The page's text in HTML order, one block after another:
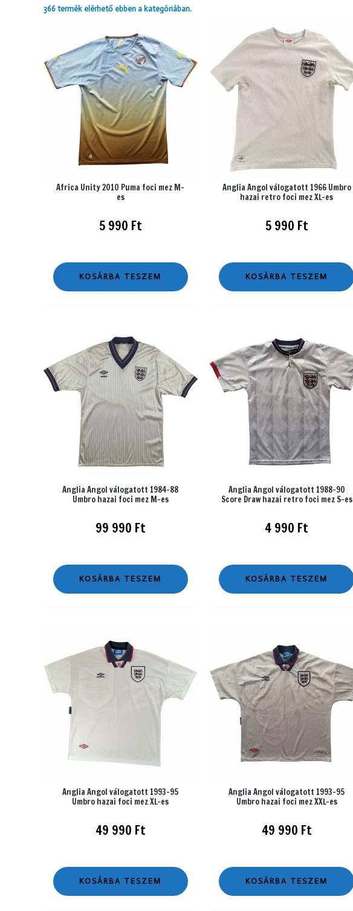
366 termék elérhető ebben a kategóriában.
Africa Unity 2010 Puma foci mez M-
es
5 990 Ft
KOSÁRBA TESZEM
Anglia Angol válogatott 1966 Umbro
hazai retro foci mez XL-es
5 990 Ft
KOSÁRBA TESZEM
Anglia Angol válogatott 1984-88
Umbro hazai foci mez M-es
99 990 Ft
KOSÁRBA TESZEM
Anglia Angol válogatott 1988-90
Score Draw hazai retro foci mez S-es
4 990 Ft
KOSÁRBA TESZEM
Anglia Angol válogatott 1993-95
Umbro hazai foci mez XL-es
49 990 Ft
KOSÁRBA TESZEM
Anglia Angol válogatott 1993-95
Umbro hazai foci mez XXL-es
49 990 Ft
KOSÁRBA TESZEM